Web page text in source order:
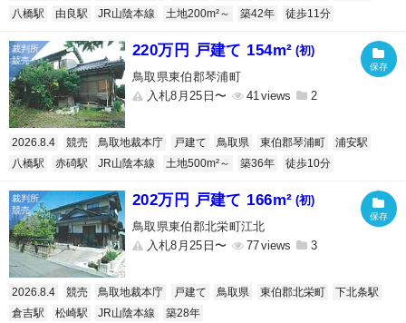
八橋駅
由良駅 JR山陰本線 土地200m²～ 築42年 徒歩11分
220万円 戸建て 154m² (初)
鳥取県東伯郡琴浦町
入札8月25日〜
41 2
2026.8.4 競売 鳥取地裁本庁 戸建て 鳥取県 東伯郡琴浦町
浦安駅
八橋駅
赤碕駅 JR山陰本線 土地500m²～ 築36年 徒歩10分
202万円 戸建て 166m² (初)
鳥取県東伯郡北栄町江北
入札8月25日〜
77 3
2026.8.4 競売 鳥取地裁本庁 戸建て 鳥取県 東伯郡北栄町
下北条駅
倉吉駅
松崎駅 JR山陰本線 築28年